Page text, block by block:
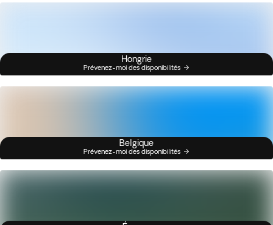
Hongrie
Prévenez-moi des disponibilités
Belgique
Prévenez-moi des disponibilités